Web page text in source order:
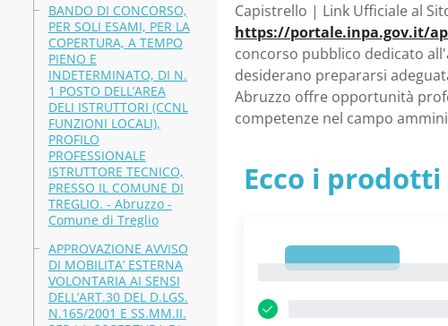
BANDO DI CONCORSO,
PER SOLI ESAMI, PER LA
COPERTURA, A TEMPO
PIENO E
INDETERMINATO, DI N.
1 POSTO DELL’AREA
DELI ISTRUTTORI (CCNL
FUNZIONI LOCALI),
PROFILO
PROFESSIONALE
ISTRUTTORE TECNICO,
PRESSO IL COMUNE DI
TREGLIO. - Abruzzo -
Comune di Treglio
APPROVAZIONE AVVISO
DI MOBILITA’ ESTERNA
VOLONTARIA AI SENSI
DELL’ART.30 DEL D.LGS.
N.165/2001 E SS.MM.II.
Capistrello | Link Ufficiale al
https://portale.inpa.gov.it/api/
concorso pubblico dedicato
desiderano prepararsi
Abruzzo offre opportunità
competenze nel campo
Ecco i